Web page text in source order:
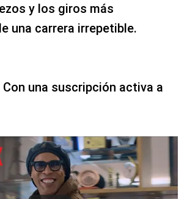
y los giros más
una carrera irrepetible.
Con una suscripción activa a